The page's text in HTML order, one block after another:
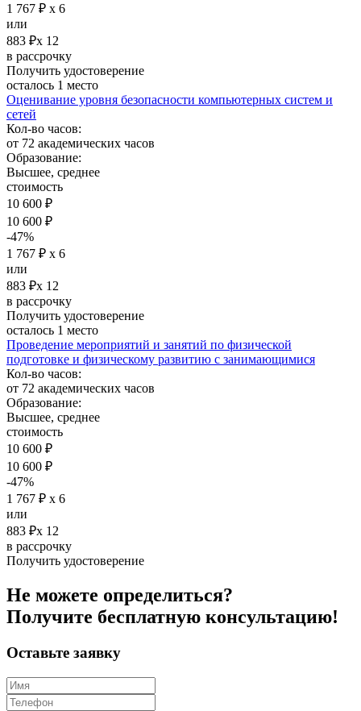
1 767 ₽ х 6
или
883 ₽х 12
в рассрочку
Получить удостоверение
осталось 1 место
Оценивание уровня безопасности компьютерных систем и
сетей
Кол-во часов:
от 72 академических часов
Образование:
Высшее, среднее
стоимость
10 600 ₽
10 600 ₽
-47%
1 767 ₽ х 6
или
883 ₽х 12
в рассрочку
Получить удостоверение
осталось 1 место
Проведение мероприятий и занятий по физической
подготовке и физическому развитию с занимающимися
Кол-во часов:
от 72 академических часов
Образование:
Высшее, среднее
стоимость
10 600 ₽
10 600 ₽
-47%
1 767 ₽ х 6
или
883 ₽х 12
в рассрочку
Получить удостоверение
Не можете определиться?
Получите бесплатную консультацию!
Оставьте заявку